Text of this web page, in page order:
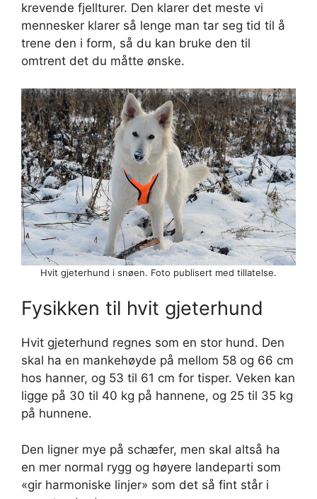
krevende fjellturer. Den klarer det meste vi
mennesker klarer så lenge man tar seg tid til å
trene den i form, så du kan bruke den til
omtrent det du måtte ønske.
Hvit gjeterhund i snøen. Foto publisert med tillatelse.
Fysikken til hvit gjeterhund
Hvit gjeterhund regnes som en stor hund. Den
skal ha en mankehøyde på mellom 58 og 66 cm
hos hanner, og 53 til 61 cm for tisper. Veken kan
ligge på 30 til 40 kg på hannene, og 25 til 35 kg
på hunnene.
Den ligner mye på schæfer, men skal altså ha
en mer normal rygg og høyere landeparti som
«gir harmoniske linjer» som det så fint står i